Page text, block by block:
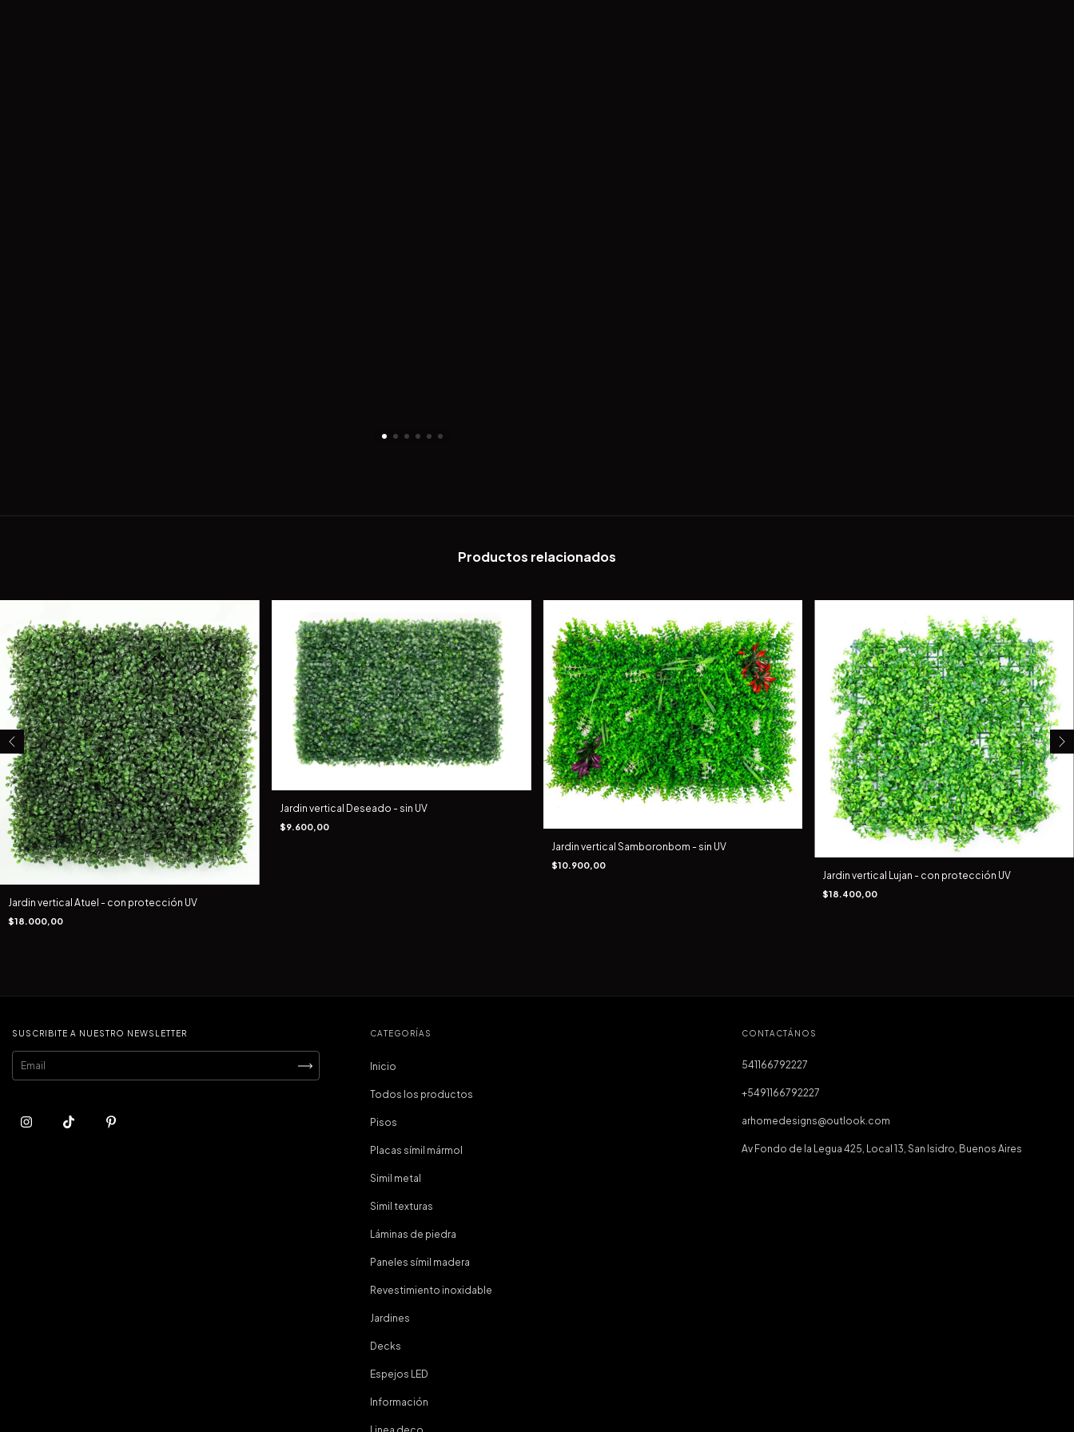
Productos relacionados
Jardin vertical Atuel - con protección UV
$18.000,00
Jardin vertical Deseado - sin UV
$9.600,00
Jardin vertical Samboronbom - sin UV
$10.900,00
Jardin vertical Lujan - con protección UV
$18.400,00
SUSCRIBITE A NUESTRO NEWSLETTER CATEGORÍAS
Inicio
Todos los productos
Pisos
Placas símil mármol
Simil metal
Simil texturas
Láminas de piedra
Paneles símil madera
Revestimiento inoxidable
Jardines
Decks
Espejos LED
Información
CONTACTÁNOS
541166792227
+5491166792227
arhomedesigns@outlook.com
Av Fondo de la Legua 425, Local 13, San Isidro, Buenos Aires